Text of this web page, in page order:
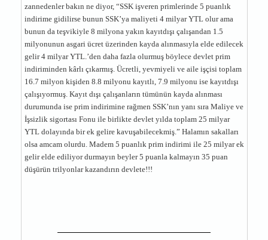
zannedenler bakın ne diyor, “SSK işveren primlerinde 5 puanlık
indirime gidilirse bunun SSK’ya maliyeti 4 milyar YTL olur ama
bunun da teşvikiyle 8 milyona yakın kayıtdışı çalışandan 1.5
milyonunun asgari ücret üzerinden kayda alınmasıyla elde edilecek
gelir 4 milyar YTL.’den daha fazla olurmuş böylece devlet prim
indiriminden kârlı çıkarmış. Ücretli, yevmiyeli ve aile işçisi toplam
16.7 milyon kişiden 8.8 milyonu kayıtlı, 7.9 milyonu ise kayıtdışı
çalışıyormuş. Kayıt dışı çalışanların tümünün kayda alınması
durumunda ise prim indirimine rağmen SSK’nın yanı sıra Maliye ve
İşsizlik sigortası Fonu ile birlikte devlet yılda toplam 25 milyar
YTL dolayında bir ek gelire kavuşabilecekmiş.” Halamın sakalları
olsa amcam olurdu. Madem 5 puanlık prim indirimi ile 25 milyar ek
gelir elde ediliyor durmayın beyler 5 puanla kalmayın 35 puan
düşürün trilyonlar kazandırın devlete!!!